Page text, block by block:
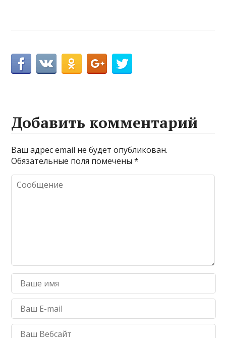
Добавить комментарий
Ваш адрес email не будет опубликован.
Обязательные поля помечены*